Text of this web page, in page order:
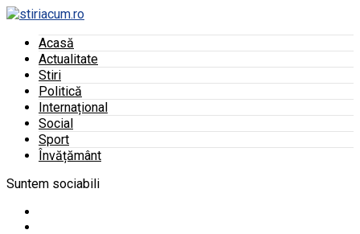
Acasă
Actualitate
Stiri
Politică
Internațional
Social
Sport
Învățământ
Suntem sociabili